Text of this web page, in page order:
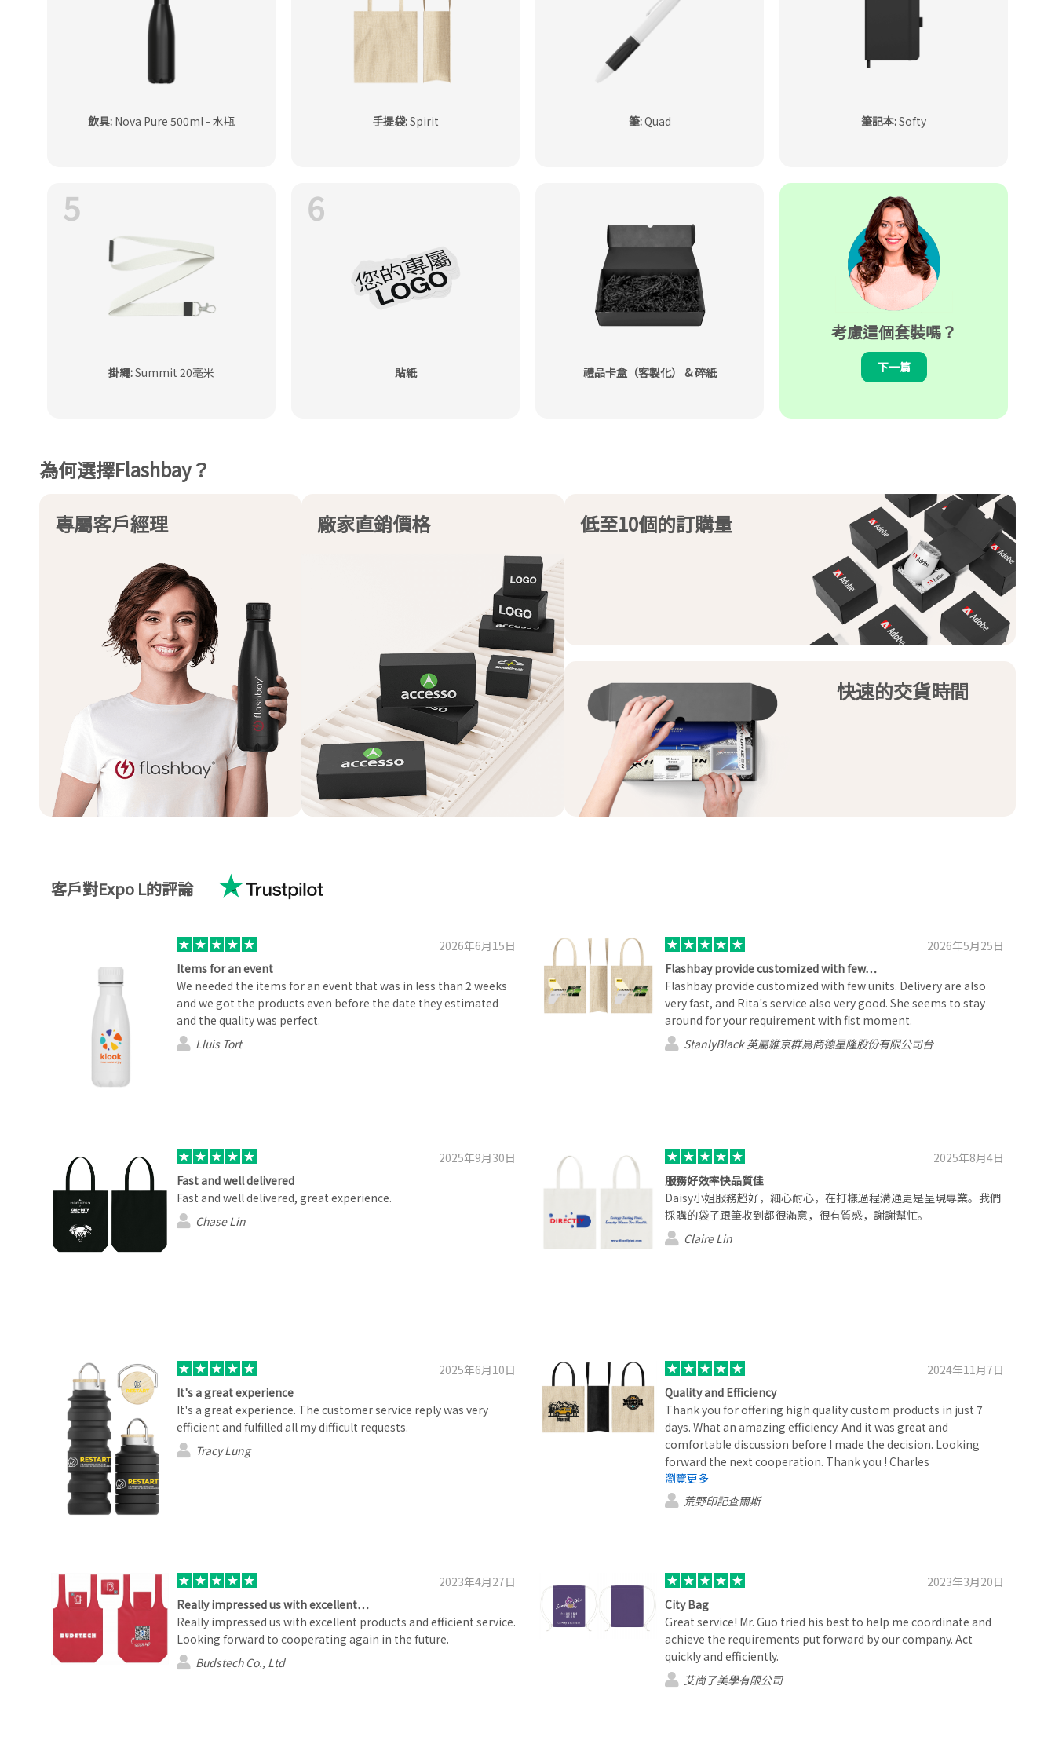
飲具: Nova Pure 500ml - 水瓶 手提袋:Spirit 筆:Quad 筆記本:Softy
5
掛繩:Summit 20毫米
6
貼紙 禮品卡盒（客製化） & 碎紙
考慮這個套裝嗎？
下一篇
為何選擇Flashbay？
專屬客戶經理
廠家直銷價格 低至10個的訂購量
快速的交貨時間
客戶對Expo L的評論
2026年6月15日
Items for an event
We needed the items for an event that was in less than 2 weeks
and we got the products even before the date they estimated
and the quality was perfect.
Lluis Tort
2026年5月25日
Flashbay provide customized with few…
Flashbay provide customized with few units. Delivery are also
very fast, and Rita's service also very good. She seems to stay
around for your requirement with fist moment.
StanlyBlack 英屬維京群島商德星隆股份有限公司台
2025年9月30日
Fast and well delivered
Fast and well delivered, great experience.
Chase Lin
2025年8月4日
服務好效率快品質佳
Daisy小姐服務超好，細心耐心，在打樣過程溝通更是呈現專業。我們
採購的袋子跟筆收到都很滿意，很有質感，謝謝幫忙。
Claire Lin
2025年6月10日
It's a great experience
It's a great experience. The customer service reply was very
efficient and fulfilled all my difficult requests.
Tracy Lung
2024年11月7日
Quality and Efficiency
Thank you for offering high quality custom products in just 7
days. What an amazing efficiency. And it was great and
comfortable discussion before I made the decision. Looking
forward the next cooperation. Thank you ! Charles
瀏覽更多
荒野印記查爾斯
2023年4月27日
Really impressed us with excellent…
Really impressed us with excellent products and efficient service.
Looking forward to cooperating again in the future.
Budstech Co., Ltd
2023年3月20日
City Bag
Great service! Mr. Guo tried his best to help me coordinate and
achieve the requirements put forward by our company. Act
quickly and efficiently.
艾尚了美學有限公司